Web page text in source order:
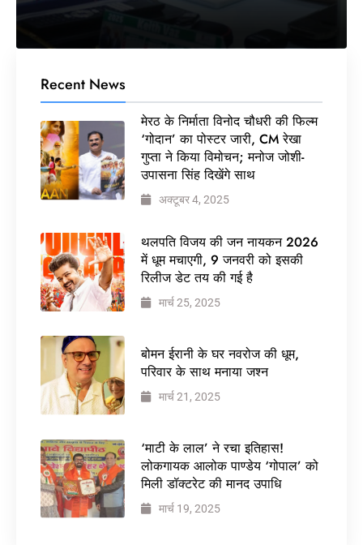
Recent News
मेरठ के निर्माता विनोद चौधरी की फिल्म
‘गोदान’ का पोस्टर जारी, CM रेखा
गुप्ता ने किया विमोचन; मनोज जोशी-
उपासना सिंह दिखेंगे साथ
अक्टूबर 4, 2025
थलपति विजय की जन नायकन 2026
में धूम मचाएगी, 9 जनवरी को इसकी
रिलीज डेट तय की गई है
मार्च 25, 2025
बोमन ईरानी के घर नवरोज की धूम,
परिवार के साथ मनाया जश्न
मार्च 21, 2025
‘माटी के लाल’ ने रचा इतिहास!
लोकगायक आलोक पाण्डेय ‘गोपाल’ को
मिली डॉक्टरेट की मानद उपाधि
मार्च 19, 2025